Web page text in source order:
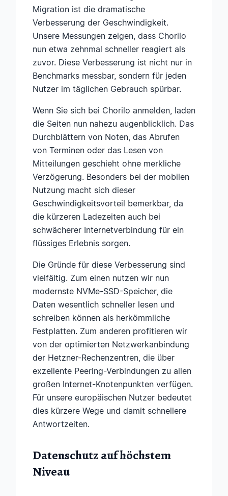
Migration ist die dramatische
Verbesserung der Geschwindigkeit.
Unsere Messungen zeigen, dass Chorilo
nun etwa zehnmal schneller reagiert als
zuvor. Diese Verbesserung ist nicht nur in
Benchmarks messbar, sondern für jeden
Nutzer im täglichen Gebrauch spürbar.
Wenn Sie sich bei Chorilo anmelden, laden
die Seiten nun nahezu augenblicklich. Das
Durchblättern von Noten, das Abrufen
von Terminen oder das Lesen von
Mitteilungen geschieht ohne merkliche
Verzögerung. Besonders bei der mobilen
Nutzung macht sich dieser
Geschwindigkeitsvorteil bemerkbar, da
die kürzeren Ladezeiten auch bei
schwächerer Internetverbindung für ein
flüssiges Erlebnis sorgen.
Die Gründe für diese Verbesserung sind
vielfältig. Zum einen nutzen wir nun
modernste NVMe-SSD-Speicher, die
Daten wesentlich schneller lesen und
schreiben können als herkömmliche
Festplatten. Zum anderen profitieren wir
von der optimierten Netzwerkanbindung
der Hetzner-Rechenzentren, die über
exzellente Peering-Verbindungen zu allen
großen Internet-Knotenpunkten verfügen.
Für unsere europäischen Nutzer bedeutet
dies kürzere Wege und damit schnellere
Antwortzeiten.
Datenschutz auf höchstem
Niveau